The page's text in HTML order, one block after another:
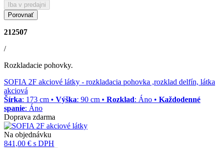
Iba v predajni
Porovnať
212507
/
Rozkladacie pohovky.
SOFIA 2F akciové látky - rozkladacia pohovka ,rozklad delfín, látka
akciová
Šírka: 173 cm • Výška: 90 cm • Rozklad: Áno • Každodenné
spanie: Áno
Doprava zdarma
Na objednávku
841,00 € s DPH